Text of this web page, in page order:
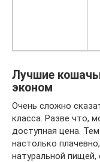
Лучшие
эконом
Очень сложно
класса. Разве что,
доступная цена.
настолько
натуральной